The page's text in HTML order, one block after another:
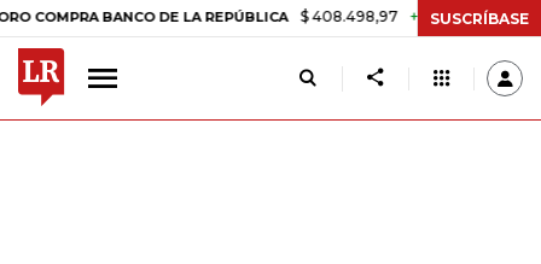
BANCO DE LA REPÚBLICA $ 408.498,97 +$ 8.753,81 +2,19%
SUSCRÍBASE